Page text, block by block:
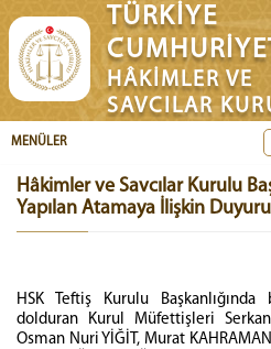
TÜRKİYE
HÂKİMLER VE
SAVCILAR
MENÜLER
Hâkimler ve Savcılar Kurulu
Yapılan Atamaya İlişkin Duyuru
HSK Teftiş Kurulu
dolduran Kurul Müfettişleri Serkan
Osman Nuri YİĞİT, Murat